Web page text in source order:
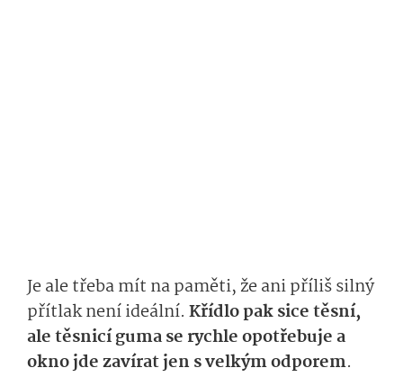
Je ale třeba mít na paměti, že ani příliš silný
přítlak není ideální. Křídlo pak sice těsní,
ale těsnicí guma se rychle opotřebuje a
okno jde zavírat jen s velkým odporem.